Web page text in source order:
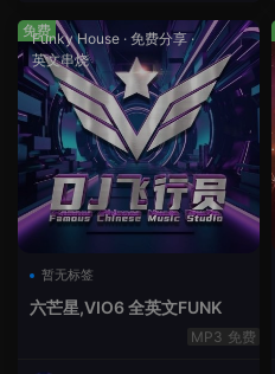
Funky House · 免费分享·
英文串烧
暂无标签
六芒星,VIO6 全英文FUNK
免费
免费